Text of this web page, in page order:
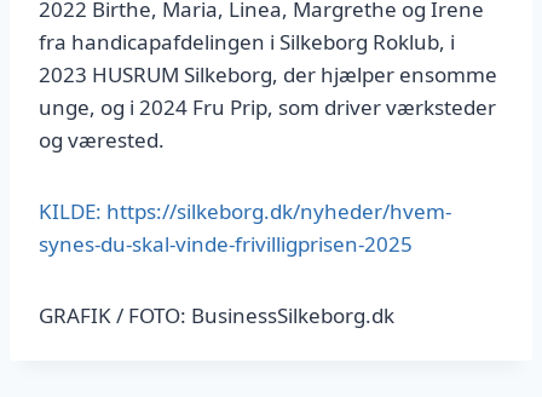
2022 Birthe, Maria, Linea, Margrethe og Irene
fra handicapafdelingen i Silkeborg Roklub, i
2023 HUSRUM Silkeborg, der hjælper ensomme
unge, og i 2024 Fru Prip, som driver værksteder
og værested.
KILDE: https://silkeborg.dk/nyheder/hvem-
synes-du-skal-vinde-frivilligprisen-2025
GRAFIK / FOTO: BusinessSilkeborg.dk